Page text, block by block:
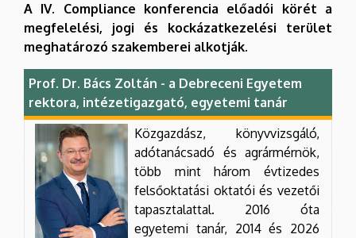
A IV. Compliance konferencia előadói körét a
megfelelési, jogi és kockázatkezelési terület
meghatározó szakemberei alkotják.
Prof. Dr. Bács Zoltán - a Debreceni Egyetem
rektora, intézetigazgató, egyetemi tanár
Közgazdász, könyvvizsgáló,
adótanácsadó és agrármérnök,
több mint három évtizedes
felsőoktatási oktatói és vezetői
tapasztalattal. 2016 óta
egyetemi tanár, 2014 és 2026